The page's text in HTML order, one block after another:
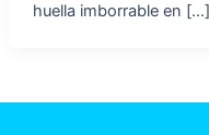
huella imborrable en […]